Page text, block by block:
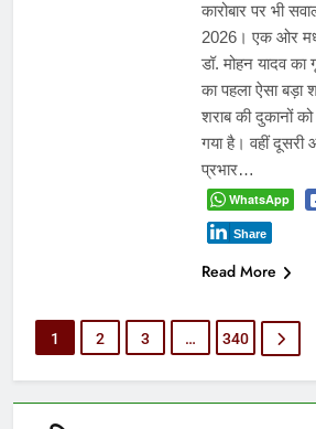
कारोबार पर भी
2026। एक ओर
डॉ. मोहन यादव
का पहला ऐसा बड़ा
शराब की दुकानों को
गया है। वहीं
प्रभार…
WhatsApp
Share
Read More
1 2 3 … 340